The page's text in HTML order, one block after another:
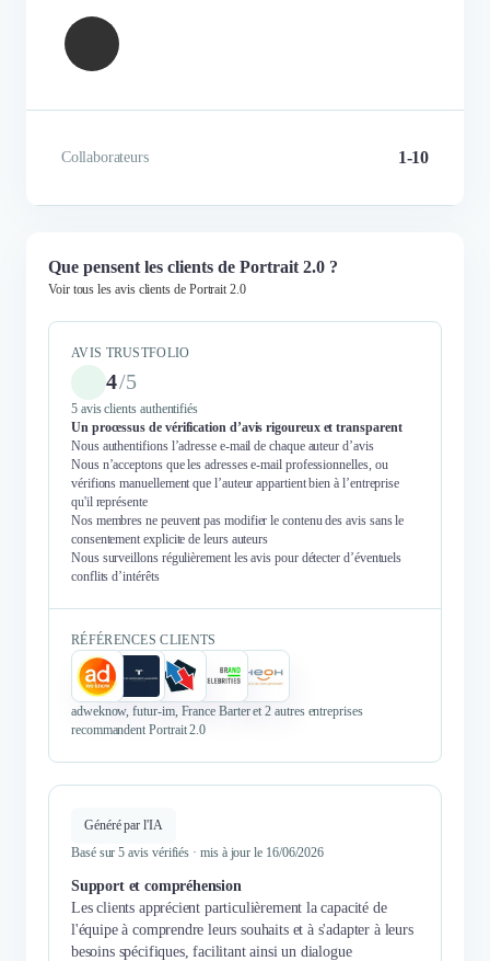
Collaborateurs 1-10
Que pensent les clients de Portrait 2.0 ?
Voir tous les avis clients de Portrait 2.0
AVIS TRUSTFOLIO
4/5
5 avis clients authentifiés
Un processus de vérification d’avis rigoureux et transparent
Nous authentifions l’adresse e-mail de chaque auteur d’avis
Nous n’acceptons que les adresses e-mail professionnelles, ou
vérifions manuellement que l’auteur appartient bien à l’entreprise
qu'il représente
Nos membres ne peuvent pas modifier le contenu des avis sans le
consentement explicite de leurs auteurs
Nous surveillons régulièrement les avis pour détecter d’éventuels
conflits d’intérêts
RÉFÉRENCES CLIENTS
adweknow, futur-im, France Barter et 2 autres entreprises
recommandent Portrait 2.0
Généré par l'IA
Basé sur 5 avis vérifiés · mis à jour le 16/06/2026
Support et compréhension
Les clients apprécient particulièrement la capacité de
l'équipe à comprendre leurs souhaits et à s'adapter à leurs
besoins spécifiques, facilitant ainsi un dialogue